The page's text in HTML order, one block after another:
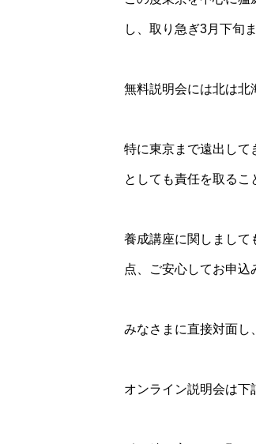
し、取り急ぎ3月下旬
無料説明会には北は北
特に東京まで遠出して
としても責任を取るこ
養成講座に関しまして
点、ご安心してお申込
みなさまに直接対面し
オンライン説明会は下